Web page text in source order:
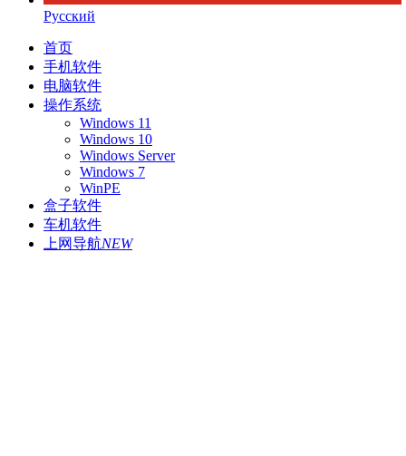
Русский
首页
手机软件
电脑软件
操作系统
Windows 11
Windows 10
Windows Server
Windows 7
WinPE
盒子软件
车机软件
上网导航NEW